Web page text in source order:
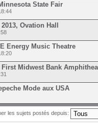
State Fair
Ovation Hall
Energy Music Theatre
Midwest Bank
Mode aux USA
les sujets postés depuis: